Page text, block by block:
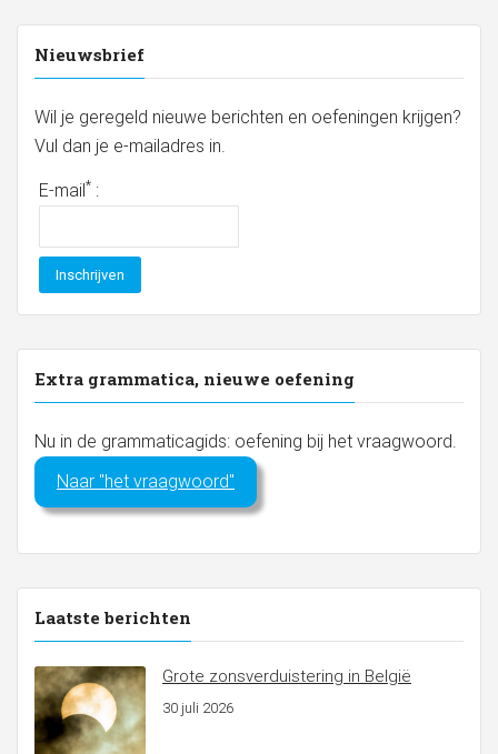
Nieuwsbrief
Wil je geregeld nieuwe berichten en oefeningen krijgen?
Vul dan je e-mailadres in.
E-mail * :
Extra grammatica, nieuwe oefening
Nu in de grammaticagids: oefening bij het vraagwoord.
Naar "het vraagwoord"
Laatste berichten
Grote zonsverduistering in België
30 juli 2026